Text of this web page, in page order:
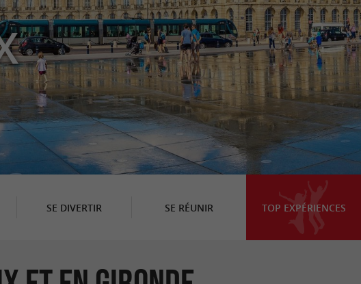
SE DIVERTIR SE RÉUNIR TOP EXPÉRIENCES